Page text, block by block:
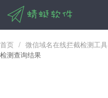
首页 / 微信域名在线拦截检测工具
检测查询结果